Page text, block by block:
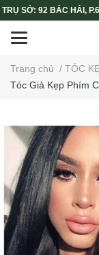
TRỤ SỞ: 92 BẮC HẢI,
Trang chủ / TÓC
Tóc Giả Kẹp Phím